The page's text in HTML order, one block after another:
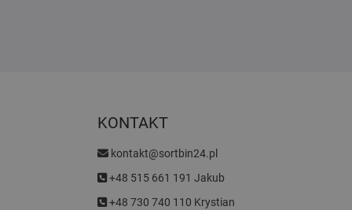
KONTAKT
kontakt@sortbin24.pl
+48 515 661 191 Jakub
+48 730 740 110 Krystian